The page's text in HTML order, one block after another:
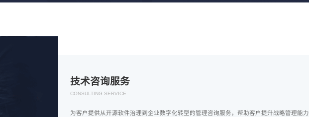
技术咨询服务
CONSULTING SERVICE
为客户提供从开源软件治理到企业数字化转型的管理咨询服务，帮助客户提升战略管理能力